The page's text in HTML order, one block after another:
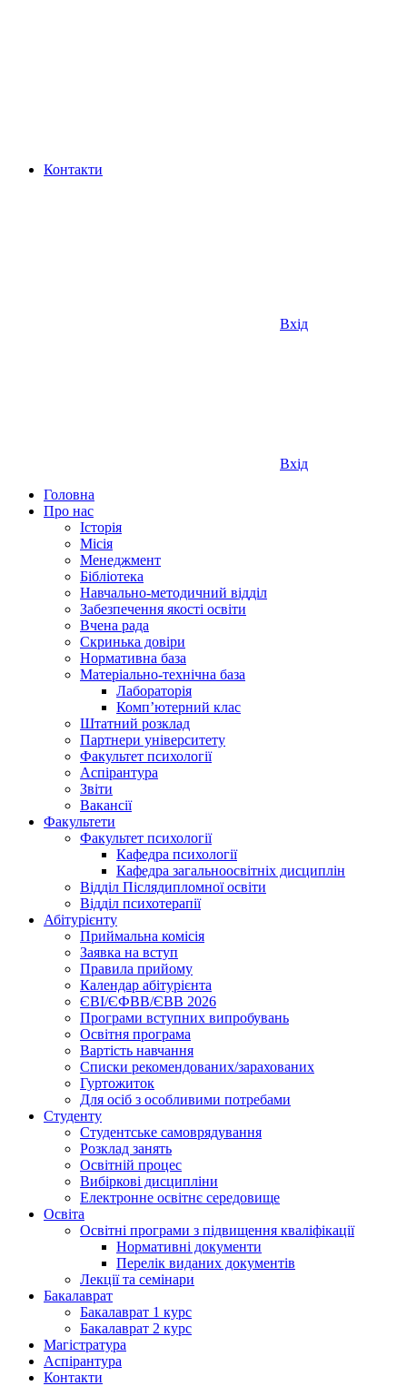
Контакти
Вхід
Вхід
Головна
Про нас
Історія
Місія
Менеджмент
Бібліотека
Навчально-методичний відділ
Забезпечення якості освіти
Вчена рада
Скринька довіри
Нормативна база
Матеріально-технічна база
Лабораторія
Компʼютерний клас
Штатний розклад
Партнери університету
Факультет психології
Аспірантура
Звіти
Вакансії
Факультети
Факультет психології
Кафедра психології
Кафедра загальноосвітніх дисциплін
Відділ Післядипломної освіти
Відділ психотерапії
Абітурієнту
Приймальна комісія
Заявка на вступ
Правила прийому
Календар абітурієнта
ЄВІ/ЄФВВ/ЄВВ 2026
Програми вступних випробувань
Освітня програма
Вартість навчання
Списки рекомендованих/зарахованих
Гуртожиток
Для осіб з особливими потребами
Студенту
Студентське самоврядування
Розклад занять
Освітній процес
Вибіркові дисципліни
Електронне освітнє середовище
Освіта
Освітні програми з підвищення кваліфікації
Нормативні документи
Перелік виданих документів
Лекції та семінари
Бакалаврат
Бакалаврат 1 курс
Бакалаврат 2 курс
Магістратура
Аспірантура
Контакти